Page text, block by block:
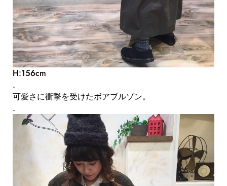
H:156cm
.
可愛さに衝撃を受けたボアブルゾン。
.